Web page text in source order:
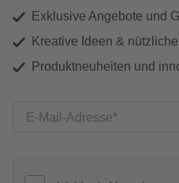
Exklusive Angebote und
Kreative Ideen &
Produktneuheiten und
E-Mail-Adresse